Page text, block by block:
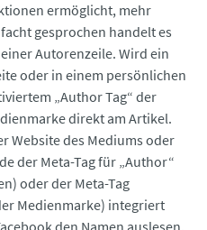
ermöglicht, mehr
gesprochen handelt es
Autorenzeile. Wird ein
oder in einem persönlichen
„Author Tag“ der
direkt am Artikel.
Website des Mediums oder
der Meta-Tag für „Author“
oder der Meta-Tag
Medienmarke) integriert